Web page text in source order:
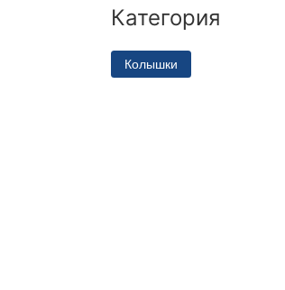
Категория
Колышки